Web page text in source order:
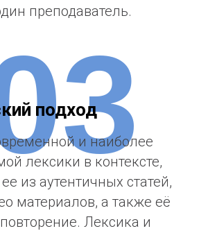
и современной
подход
и наиболее
лексики в контексте,
из аутентичных статей,